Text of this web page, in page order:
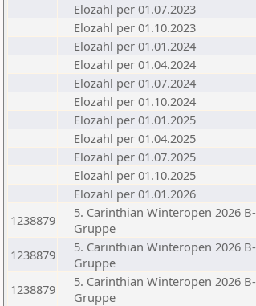
Elozahl per 01.07.2023
Elozahl per 01.10.2023
Elozahl per 01.01.2024
Elozahl per 01.04.2024
Elozahl per 01.07.2024
Elozahl per 01.10.2024
Elozahl per 01.01.2025
Elozahl per 01.04.2025
Elozahl per 01.07.2025
Elozahl per 01.10.2025
Elozahl per 01.01.2026
1238879
5. Carinthian Winteropen 2026 B-
Gruppe
1238879
5. Carinthian Winteropen 2026 B-
Gruppe
1238879
5. Carinthian Winteropen 2026 B-
Gruppe